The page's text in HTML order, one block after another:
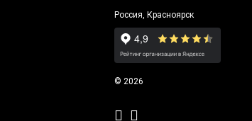
Россия, Красноярск
© 2026